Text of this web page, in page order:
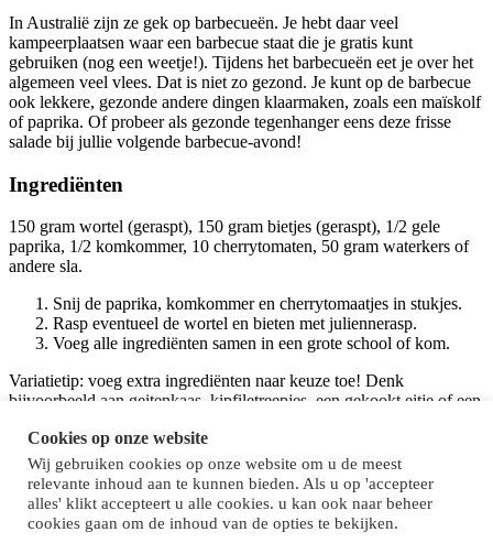
In Australië zijn ze gek op barbecueën. Je hebt daar veel
kampeerplaatsen waar een barbecue staat die je gratis kunt
gebruiken (nog een weetje!). Tijdens het barbecueën eet je over het
algemeen veel vlees. Dat is niet zo gezond. Je kunt op de barbecue
ook lekkere, gezonde andere dingen klaarmaken, zoals een maïskolf
of paprika. Of probeer als gezonde tegenhanger eens deze frisse
salade bij jullie volgende barbecue-avond!
Ingrediënten
150 gram wortel (geraspt), 150 gram bietjes (geraspt), 1/2 gele
paprika, 1/2 komkommer, 10 cherrytomaten, 50 gram waterkers of
andere sla.
Snij de paprika, komkommer en cherrytomaatjes in stukjes.
Rasp eventueel de wortel en bieten met juliennerasp.
Voeg alle ingrediënten samen in een grote school of kom.
Variatietip: voeg extra ingrediënten naar keuze toe! Denk
bijvoorbeeld aan geitenkaas, kipfiletreepjes, een gekookt eitje of een
Fijne, sportieve vakantie!
Cookies op onze website
Wij gebruiken cookies op onze website om u de meest
relevante inhoud aan te kunnen bieden. Als u op 'accepteer
alles' klikt accepteert u alle cookies. u kan ook naar beheer
cookies gaan om de inhoud van de opties te bekijken.